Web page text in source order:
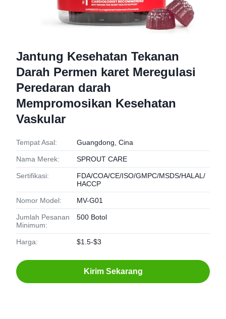
Jantung Kesehatan Tekanan
Darah Permen karet Meregulasi
Peredaran darah
Mempromosikan Kesehatan
Vaskular
Tempat Asal: Guangdong, Cina
Nama Merek: SPROUT CARE
Sertifikasi:
FDA/COA/CE/ISO/GMPC/MSDS/HALAL/
HACCP
Nomor Model: MV-G01
Jumlah Pesanan
Minimum:
500 Botol
Harga: $1.5-$3
Kirim Sekarang